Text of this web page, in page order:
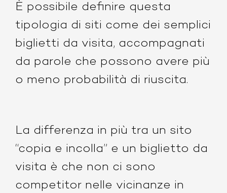
È possibile definire questa
tipologia di siti come dei semplici
biglietti da visita, accompagnati
da parole che possono avere più
o meno probabilità di riuscita.
La differenza in più tra un sito
“copia e incolla” e un biglietto da
visita è che non ci sono
competitor nelle vicinanze in